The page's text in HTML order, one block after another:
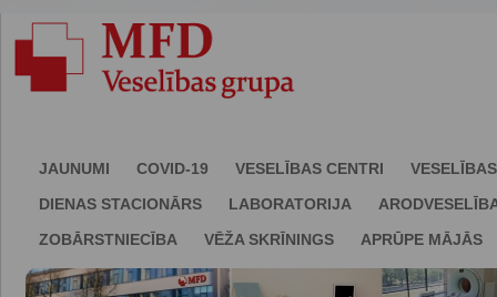
JAUNUMI COVID-19 VESELĪBAS CENTRI
DIENAS STACIONĀRS
LABORATORIJA
ZOBĀRSTNIECĪBA
VĒŽA SKRĪNINGS APRŪPE MĀJĀS